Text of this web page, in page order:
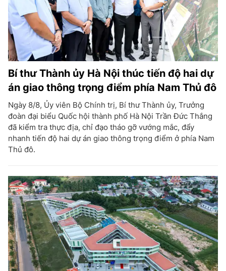
Bí thư Thành ủy Hà Nội thúc tiến độ hai dự
án giao thông trọng điểm phía Nam Thủ đô
Ngày 8/8, Ủy viên Bộ Chính trị, Bí thư Thành ủy, Trưởng
đoàn đại biểu Quốc hội thành phố Hà Nội Trần Đức Thắng
đã kiểm tra thực địa, chỉ đạo tháo gỡ vướng mắc, đẩy
nhanh tiến độ hai dự án giao thông trọng điểm ở phía Nam
Thủ đô.